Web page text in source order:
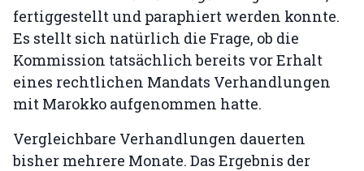
fertiggestellt und paraphiert werden konnte.
Es stellt sich natürlich die Frage, ob die
Kommission tatsächlich bereits vor Erhalt
eines rechtlichen Mandats Verhandlungen
mit Marokko aufgenommen hatte.
Vergleichbare Verhandlungen dauerten
bisher mehrere Monate. Das Ergebnis der